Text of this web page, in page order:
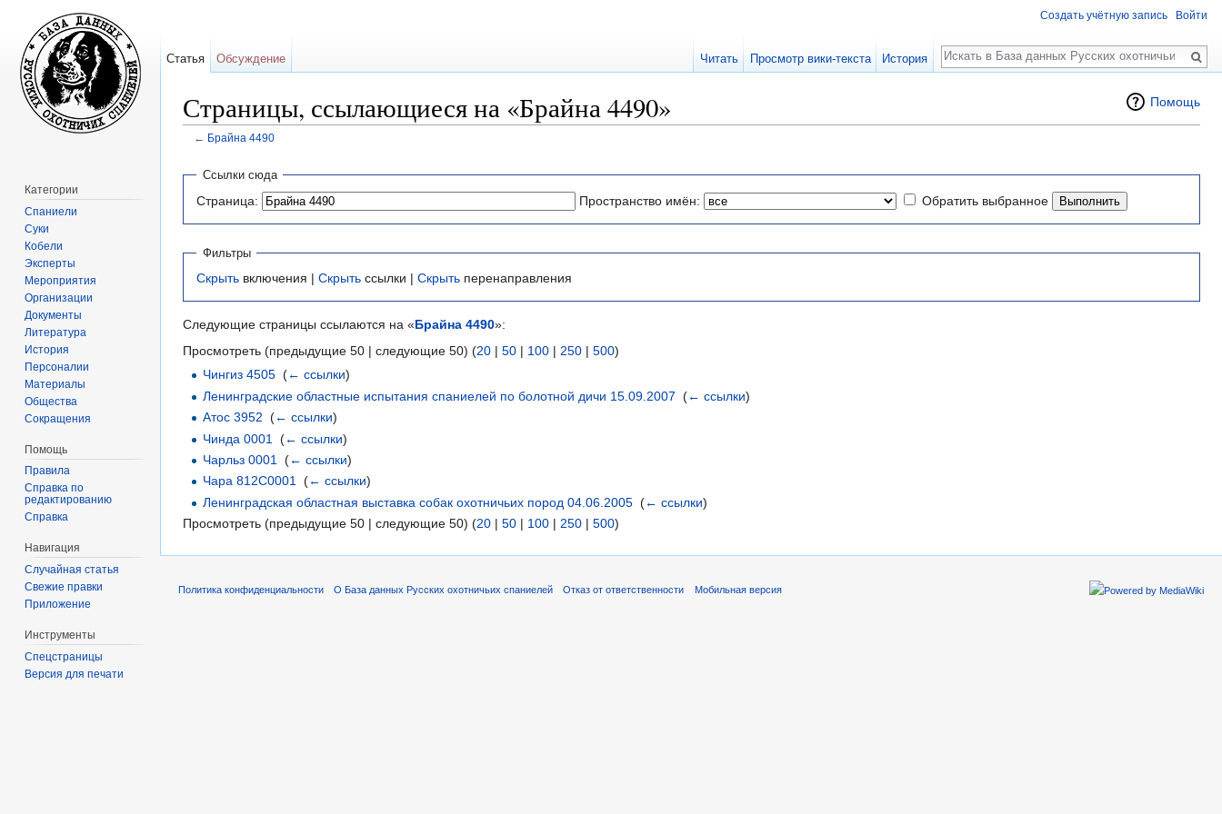
Помощь
Страницы, ссылающиеся на «Брайна 4490»
← Брайна 4490
Ссылки сюда
Страница: Пространство имён: Обратить выбранное
Фильтры
Скрыть включения | Скрыть ссылки | Скрыть перенаправления
Следующие страницы ссылаются на «Брайна 4490»:
Просмотреть (предыдущие 50 | следующие 50) (20 | 50 | 100 | 250 | 500)
Чингиз 4505 ‎(← ссылки)
Ленинградские областные испытания спаниелей по болотной дичи 15.09.2007 ‎(← ссылки)
Атос 3952 ‎(← ссылки)
Чинда 0001
‎(← ссылки)
Чарльз 0001
‎(← ссылки)
Чара 812С0001 ‎(← ссылки)
Ленинградская областная выставка собак охотничьих пород 04.06.2005 ‎(← ссылки)
Просмотреть (предыдущие 50 | следующие 50) (20 | 50 | 100 | 250 | 500)
Создать учётную запись Войти
Статья Обсуждение Читать Просмотр вики-текста История
Поиск
Категории
Спаниели
Суки
Кобели
Эксперты
Мероприятия
Организации
Документы
Литература
История
Персоналии
Материалы
Общества
Сокращения
Помощь
Правила
Справка по
редактированию
Справка
Навигация
Случайная статья
Свежие правки
Приложение
Инструменты
Спецстраницы
Версия для печати
Политика конфиденциальности О База данных Русских охотничьих спаниелей Отказ от ответственности Мобильная версия